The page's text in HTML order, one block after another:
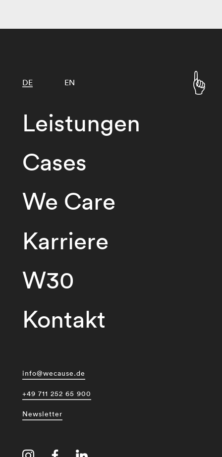
Leistungen
Cases
We Care
Karriere
W30
Kontakt
DE EN
info@wecause.de
+49 711 252 65 900
Newsletter